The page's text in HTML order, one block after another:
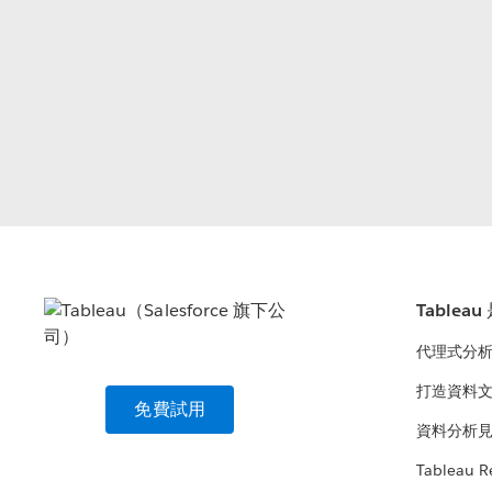
免費試用
Tableau
代理式分
打造資料
資料分析
Tableau